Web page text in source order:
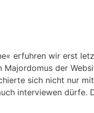
erfuhren wir erst
der
sich nicht nur
interviewen dürfe.